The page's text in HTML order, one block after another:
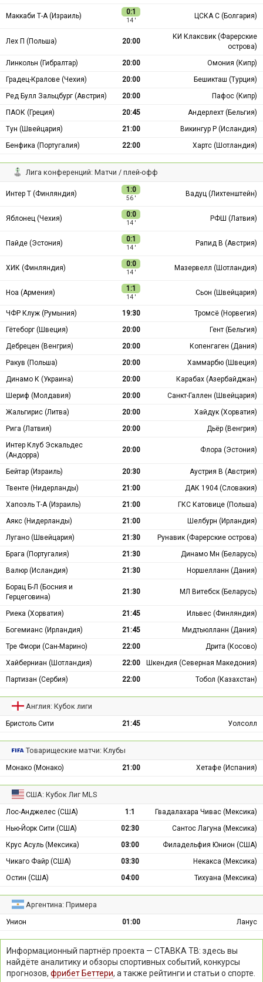
Маккаби Т-А (Израиль) 0:1
14 ′
ЦСКА С (Болгария)
Лех П (Польша) 20:00
КИ Клаксвик (Фарерские
острова)
Линкольн (Гибралтар)
20:00
Омония (Кипр)
Градец-Кралове (Чехия)
20:00
Бешикташ (Турция)
Ред Булл Зальцбург (Австрия)
20:00
Пафос (Кипр)
ПАОК (Греция)
20:45
Андерлехт (Бельгия)
Тун (Швейцария)
21:00
Викингур Р (Исландия)
Бенфика (Португалия)
22:00 Хартс (Шотландия)
Лига конференций: Матчи / плей-офф
Интер Т (Финляндия) 1:0
56 ′
Вадуц (Лихтенштейн)
Яблонец (Чехия) 0:0
14 ′
РФШ (Латвия)
Пайде (Эстония) 0:1
14 ′
Рапид В (Австрия)
ХИК (Финляндия) 0:0
14 ′
Мазервелл (Шотландия)
Ноа (Армения) 1:1
14 ′
Сьон (Швейцария)
ЧФР Клуж (Румыния) 19:30
Тромсё (Норвегия)
Гётеборг (Швеция)
20:00
Гент (Бельгия)
Дебрецен (Венгрия)
20:00
Копенгаген (Дания)
Ракув (Польша)
20:00
Хаммарбю (Швеция)
Динамо К (Украина)
20:00
Карабах (Азербайджан)
Шериф (Молдавия)
20:00
Санкт-Галлен (Швейцария)
Жальгирис (Литва)
20:00
Хайдук (Хорватия)
Рига (Латвия)
20:00
Дьёр (Венгрия)
Интер Клуб Эскальдес
(Андорра)
20:00 Флора (Эстония)
Бейтар (Израиль) 20:30
Аустрия В (Австрия)
Твенте (Нидерланды)
21:00
ДАК 1904 (Словакия)
Хапоэль Т-А (Израиль)
21:00
ГКС Катовице (Польша)
Аякс (Нидерланды)
21:00
Шелбурн (Ирландия)
Лугано (Швейцария)
21:30
Рунавик (Фарерские острова)
Брага (Португалия)
21:30
Динамо Мн (Беларусь)
Валюр (Исландия)
21:30
Норшелланн (Дания)
Борац Б-Л (Босния и
Герцеговина)
21:30 МЛ Витебск (Беларусь)
Риека (Хорватия) 21:45
Ильвес (Финляндия)
Богемианс (Ирландия)
21:45
Мидтьюлланн (Дания)
Тре Фиори (Сан-Марино)
22:00
Дрита (Косово)
Хайберниан (Шотландия)
22:00
Шкендия (Северная Македония)
Партизан (Сербия)
22:00 Тобол (Казахстан)
Англия: Кубок лиги
Бристоль Сити 21:45 Уолсолл
Товарищеские матчи: Клубы
Монако (Монако) 21:00 Хетафе (Испания)
США: Кубок Лиг MLS
Лос-Анджелес (США) 1:1
Гвадалахара Чивас (Мексика)
Нью-Йорк Сити (США)
02:30
Сантос Лагуна (Мексика)
Крус Асуль (Мексика)
03:00
Филадельфия Юнион (США)
Чикаго Файр (США)
03:30
Некакса (Мексика)
Остин (США)
04:00 Тихуана (Мексика)
Аргентина: Примера
Унион 01:00 Ланус
Информационный партнёр проекта — СТАВКА ТВ: здесь вы
найдёте аналитику и обзоры спортивных событий, конкурсы
прогнозов, фрибет Беттери, а также рейтинги и статьи о спорте.